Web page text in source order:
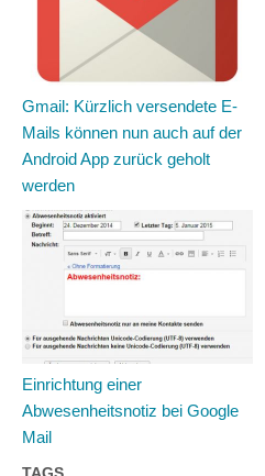
Gmail: Kürzlich versendete E-
Mails können nun auch auf der
Android App zurück geholt
werden
Einrichtung einer
Abwesenheitsnotiz bei Google
Mail